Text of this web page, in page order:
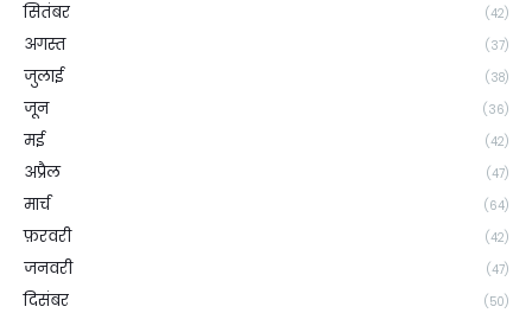
सितंबर (42)
अगस्त (37)
जुलाई (38)
जून (36)
मई (42)
अप्रैल (47)
मार्च (64)
फ़रवरी (42)
जनवरी (47)
दिसंबर (50)